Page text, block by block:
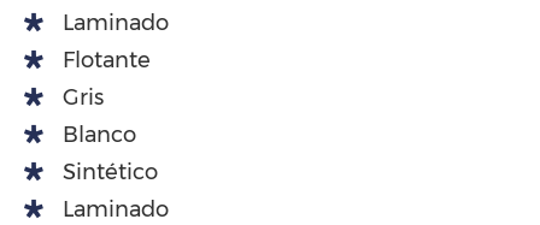
Laminado
Flotante
Gris
Blanco
Sintético
Laminado